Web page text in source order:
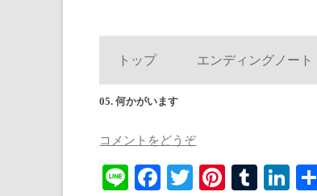
トップ
エンディングノート
05. 何かがいます
コメントをどうぞ
Li
Fa T
Pi
T
Li